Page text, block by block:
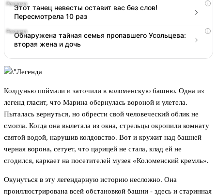
i
Этот танец невесты оставит вас без слов!
Пересмотрела 10 раз
i
Обнаружена тайная семья пропавшего Усольцева:
вторая жена и дочь
Колдунью поймали и заточили в коломенскую башню. Одна из
легенд гласит, что Марина обернулась вороной и улетела.
Пыталась вернуться, но обрести свой человеческий облик не
смогла. Когда она вылетала из окна, стрельцы окропили комнату
святой водой, нарушив колдовство. Вот и кружит над башней
черная ворона, сетует, что царицей не стала, клад ей не
сгодился, каркает на посетителей музея «Коломенский кремль».
Окунуться в эту легендарную историю несложно. Она
проиллюстрирована всей обстановкой башни - здесь и старинная